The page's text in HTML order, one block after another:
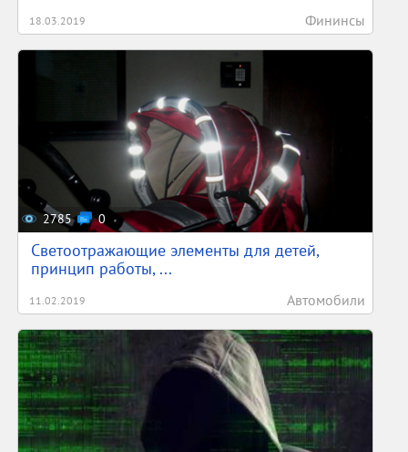
18.03.2019 Фининсы
2785 0
Светоотражающие элементы для детей,
принцип работы, ...
11.02.2019 Автомобили